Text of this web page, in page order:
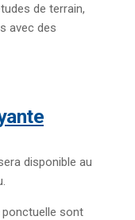
de terrain,
avec des
disponible au
sont